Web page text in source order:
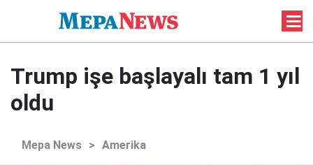
Trump işe başlayalı tam 1 yıl
oldu
Mepa News > Amerika